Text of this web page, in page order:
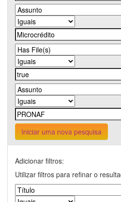
Iniciar uma nova pesquisa
Adicionar filtros:
Utilizar filtros para refinar o